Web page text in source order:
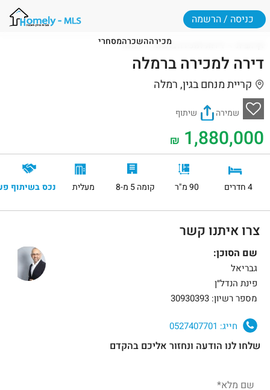
מכירההשכרהמסחרי
כניסה / הרשמה
דירות למכירה ברמלה רמלה
דירה למכירה ברמלה
קריית מנחם בגין, רמלה
שמירה שיתוף
1,880,000
₪
4 חדרים 90 מ"ר קומה 5 מ-8 מעלית נכס בשיתוף
צרו איתנו קשר
שם הסוכן:
גבריאל
פינת הנדל״ן
מספר רשיון: 30930393
חייג:
שלחו לנו הודעה ונחזור אליכם בהקדם